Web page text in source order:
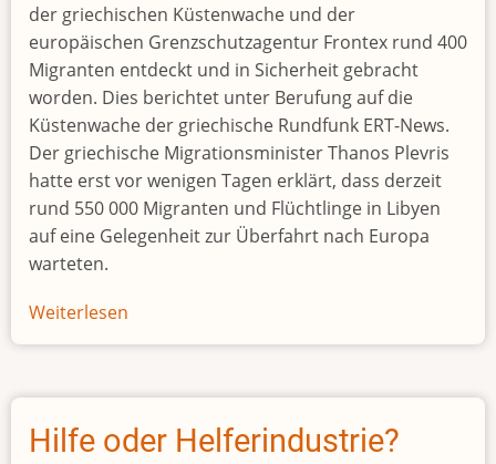
der griechischen Küstenwache und der
europäischen Grenzschutzagentur Frontex rund 400
Migranten entdeckt und in Sicherheit gebracht
worden. Dies berichtet unter Berufung auf die
Küstenwache der griechische Rundfunk ERT-News.
Der griechische Migrationsminister Thanos Plevris
hatte erst vor wenigen Tagen erklärt, dass derzeit
rund 550 000 Migranten und Flüchtlinge in Libyen
auf eine Gelegenheit zur Überfahrt nach Europa
warteten.
Weiterlesen
Rund
Migranten
vor
Kreta
Hilfe oder Helferindustrie?